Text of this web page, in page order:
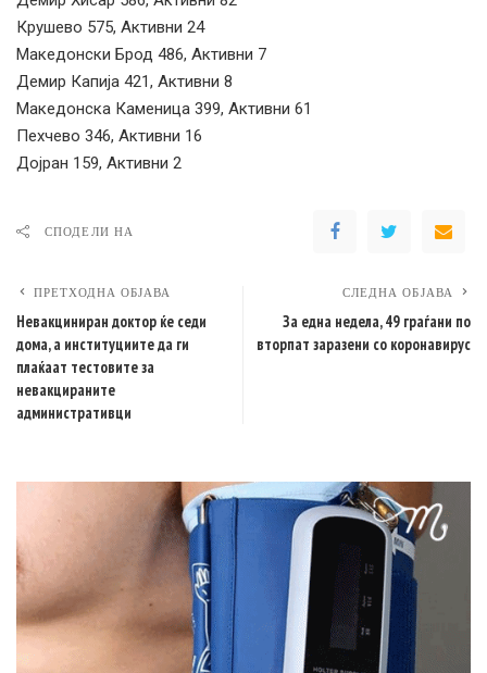
Крушево 575, Активни 24
Македонски Брод 486, Активни 7
Демир Капија 421, Активни 8
Македонска Каменица 399, Активни 61
Пехчево 346, Активни 16
Дојран 159, Активни 2
СПОДЕЛИ НА
ПРЕТХОДНА ОБЈАВА
Невакциниран доктор ќе седи
дома, a институциите да ги
плаќаат тестовите за
невакцираните
административци
СЛЕДНА ОБЈАВА
За една недела, 49 граѓани по
вторпат заразени со коронавирус